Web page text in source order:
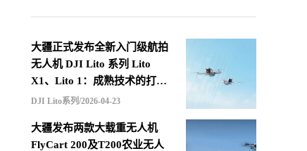
大疆正式发布全新入门级航拍
无人机 DJI Lito 系列 Lito
X1、Lito 1：成熟技术的打包
重组，更低价格的选择
DJI Lito系列/2026-04-23
大疆发布两款大载重无人机
FlyCart 200及T200农业无人